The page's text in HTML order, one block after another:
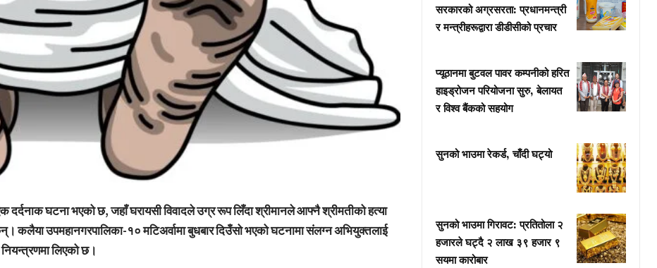
दर्दनाक घटना भएको छ, जहाँ घरायसी विवादले उग्र रूप लिँदा श्रीमानले आफ्नै श्रीमतीको हत्या
कलैया उपमहानगरपालिका-१० मटिअर्वामा बुधबार दिउँसो भएको घटनामा संलग्न अभियुक्तलाई
लिएको छ।
सरकारको अग्रसरता: प्रधानमन्त्री
र मन्त्रीहरूद्वारा डीडीसीको प्रचार
प्यूठानमा बुटवल पावर कम्पनीको हरित
हाइड्रोजन परियोजना सुरु, बेलायत
र विश्व बैंकको सहयोग
सुनको भाउमा रेकर्ड, चाँदी घट्यो
सुनको भाउमा गिरावट: प्रतितोला २
हजारले घट्दै २ लाख ३९ हजार ९
सयमा कारोबार